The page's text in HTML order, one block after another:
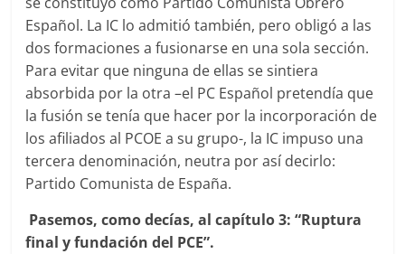
Español. La IC lo admitió también, pero obligó a las
dos formaciones a fusionarse en una sola sección.
Para evitar que ninguna de ellas se sintiera
absorbida por la otra –el PC Español pretendía que
la fusión se tenía que hacer por la incorporación de
los afiliados al PCOE a su grupo-, la IC impuso una
tercera denominación, neutra por así decirlo:
Partido Comunista de España.
Pasemos, como decías, al capítulo 3: “Ruptura
final y fundación del PCE”.